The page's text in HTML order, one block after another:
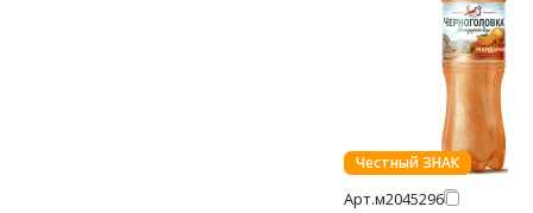
Честный ЗНАК
Арт.м2045296